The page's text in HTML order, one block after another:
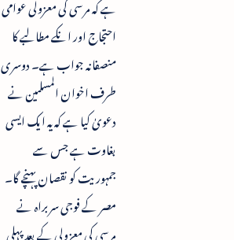
احتجاج اور انکے مطالبے کا
منصفانہ جواب ہے۔ دوسری
طرف اخوان المسلمین نے
دعویٰ کیا ہے کہ یہ ایک ایسی
بغاوت ہے جس سے
جمہوریت کو نقصان پہنچے گا۔
مصر کے فوجی سربراہ نے
مرسی کی معزولی کے بعد پہلی